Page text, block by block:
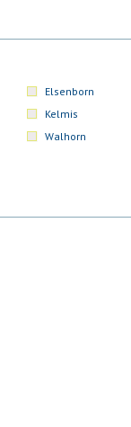
Elsenborn
Kelmis
Walhorn